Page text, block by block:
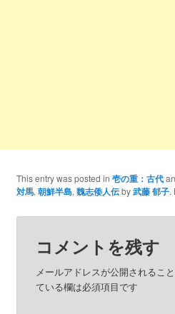
This entry was posted in 壱の重：古代
対馬, 朝鮮半島, 魏志倭人伝by武藤 郁子.
コメントを残す
メールアドレスが公開されること
ている欄は必須項目です